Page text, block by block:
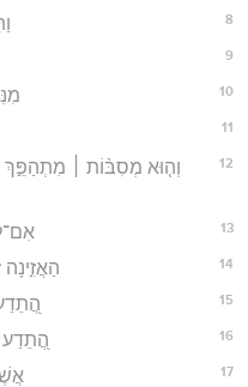
8
9
10
11
12
וְה֤וּא מְסִבּ֨וֹת ׀ מִתְהַפֵּ֣ךְ
13
14
15
16 הֲ֭תֵדַע
17